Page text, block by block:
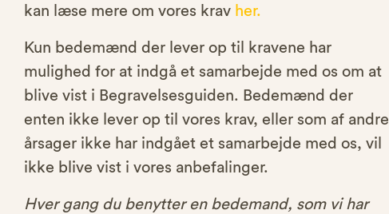
kan læse mere om vores krav her.
Kun bedemænd der lever op til kravene har
mulighed for at indgå et samarbejde med os om at
blive vist i Begravelsesguiden. Bedemænd der
enten ikke lever op til vores krav, eller som af andre
årsager ikke har indgået et samarbejde med os, vil
ikke blive vist i vores anbefalinger.
Hver gang du benytter en bedemand, som vi har